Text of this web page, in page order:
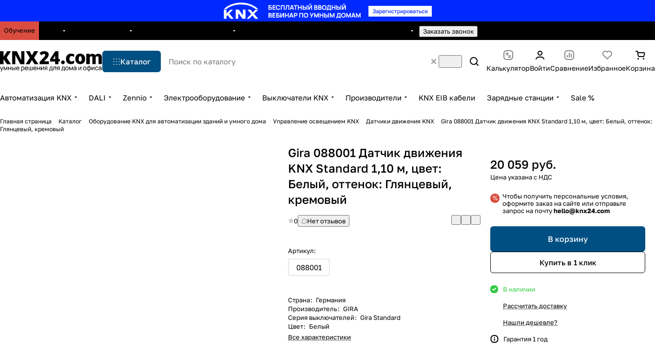
Обучение Заказать звонок
Каталог
КалькуляторВойтиСравнениеИзбранноеКорзина
Автоматизация KNX DALI Zennio Электрооборудование Выключатели KNX Производители KNX EIB кабели Зарядные станции Sale %
Главная страница Каталог Оборудование KNX для автоматизации зданий и умного дома Управление освещением KNX Датчики движения KNX
Gira 088001 Датчик движения KNX Standard 1,10 м, цвет: Белый, оттенок:
Глянцевый, кремовый
Gira 088001 Датчик движения
KNX Standard 1,10 м, цвет:
Белый, оттенок: Глянцевый,
кремовый
0 Нет отзывов
Артикул:
088001
Страна: Германия
Производитель: GIRA
Серия выключателей: Gira Standard
Цвет: Белый
Все характеристики
20 059 руб.
Чтобы получить персональные условия,
оформите заказ на сайте или отправьте
запрос на почтуhello@knx24.com
В корзину
Купить в 1 клик
В наличии
Рассчитать доставку
Нашли дешевле?
Гарантия 1 год